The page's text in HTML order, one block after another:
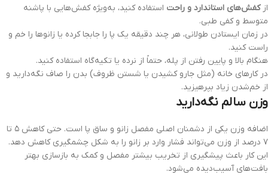
ازکفش‌های استاندارد و راحت استفاده کنید، به‌ویژه کفش‌هایی با پاشنه
متوسط و کفی طبی.
در زمان ایستادن طولانی، هر چند دقیقه یک پا را جابجا کرده یا زانوها را خم و
راست کنید.
هنگام بالا و پایین رفتن از پله، حتماً از نرده یا تکیه‌گاه استفاده کنید.
در کارهای خانه (مثل جارو کشیدن یا شستن ظروف) بدن را صاف نگه‌دارید و
از خم‌شدن زیاد بپرهیزید.
وزن سالم نگه‌دارید
اضافه وزن یکی از دشمنان اصلی مفصل زانو و ساق پا است. حتی کاهش ۵ تا
۷ درصد از وزن می‌تواند فشار وارد بر زانو را به شکل چشمگیری کاهش دهد.
این کار باعث پیشگیری از تخریب بیشتر مفصل و کمک به بازسازی بهتر
بافت‌های آسیب‌دیده می‌شود.